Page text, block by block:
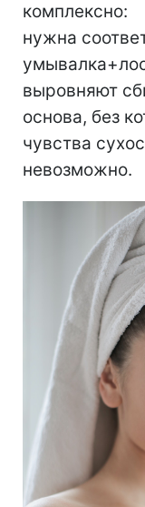
комплексно:
нужна
выровняют
основа, без
чувства
невозможно.